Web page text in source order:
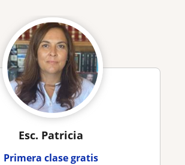
Esc. Patricia
Primera clase gratis